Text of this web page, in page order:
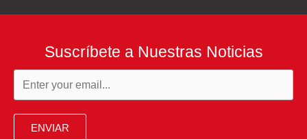
Suscríbete a Nuestras Noticias
ENVIAR